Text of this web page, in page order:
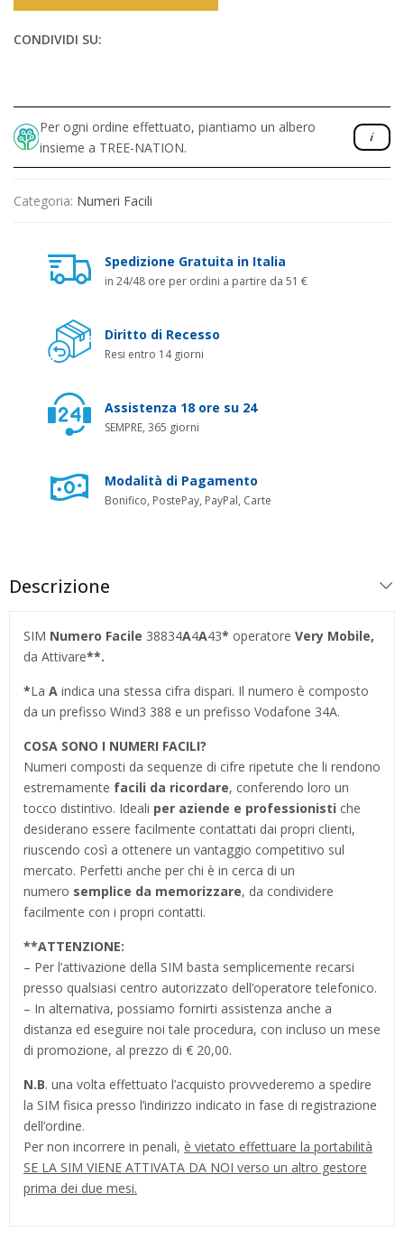
CONDIVIDI SU:
Per ogni ordine effettuato, piantiamo un albero
insieme a TREE-NATION.
Categoria: Numeri Facili
Spedizione Gratuita in Italia
in 24/48 ore per ordini a partire da 51 €
Diritto di Recesso
Resi entro 14 giorni
Assistenza 18 ore su 24
SEMPRE, 365 giorni
Modalità di Pagamento
Bonifico, PostePay, PayPal, Carte
Descrizione
SIM Numero Facile 38834A4A43* operatore Very Mobile,
da Attivare**.
*La A indica una stessa cifra dispari. Il numero è composto
da un prefisso Wind3 388 e un prefisso Vodafone 34A.
COSA SONO I NUMERI FACILI?
Numeri composti da sequenze di cifre ripetute che li rendono
estremamente facili da ricordare, conferendo loro un
tocco distintivo. Ideali per aziende e professionisti che
desiderano essere facilmente contattati dai propri clienti,
riuscendo così a ottenere un vantaggio competitivo sul
mercato. Perfetti anche per chi è in cerca di un
numero semplice da memorizzare, da condividere
facilmente con i propri contatti.
**ATTENZIONE:
– Per l’attivazione della SIM basta semplicemente recarsi
presso qualsiasi centro autorizzato dell’operatore telefonico.
– In alternativa, possiamo fornirti assistenza anche a
distanza ed eseguire noi tale procedura, con incluso un mese
di promozione, al prezzo di € 20,00.
N.B. una volta effettuato l’acquisto provvederemo a spedire
la SIM fisica presso l’indirizzo indicato in fase di registrazione
dell’ordine.
Per non incorrere in penali, è vietato effettuare la portabilità
SE LA SIM VIENE ATTIVATA DA NOI verso un altro gestore
prima dei due mesi.